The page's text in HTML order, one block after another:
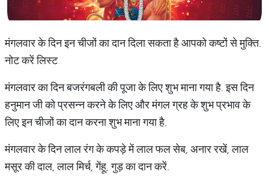
मंगलवार के दिन इन चीजों का दान दिला सकता है आपको कष्टों से मुक्ति.
नोट करें लिस्ट
मंगलवार का दिन बजरंगबली की पूजा के लिए शुभ माना गया है. इस दिन
हनुमान जी को प्रसन्न करने के लिए और मंगल ग्रह के शुभ प्रभाव के
लिए इन चीजों का दान करना शुभ माना गया है.
मंगलवार के दिन लाल रंग के कपड़े में लाल फल सेब, अनार रखें, लाल
मसूर की दाल, लाल मिर्च, गेंहू, गुड़ का दान करें.